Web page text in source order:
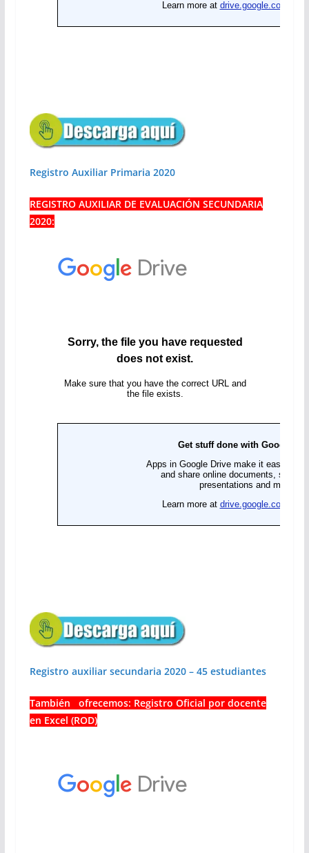
Registro Auxiliar Primaria 2020
REGISTRO AUXILIAR DE EVALUACIÓN SECUNDARIA
2020:
Registro auxiliar secundaria 2020 – 45 estudiantes
También ofrecemos: Registro Oficial por docente
en Excel (ROD)